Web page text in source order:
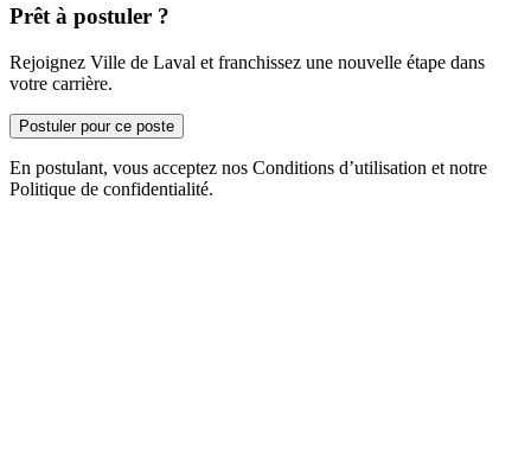
Prêt à postuler ?
Rejoignez Ville de Laval et franchissez une nouvelle étape dans
votre carrière.
Postuler pour ce poste
En postulant, vous acceptez nos Conditions d’utilisation et notre
Politique de confidentialité.